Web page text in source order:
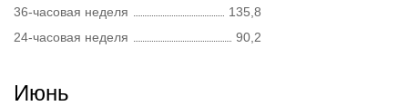
36-часовая неделя
135,8
24-часовая неделя
90,2
Июнь